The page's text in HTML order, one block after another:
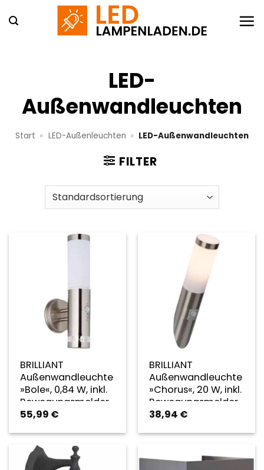
Inhalt
LED-
Außenwandleuchten
Start » LED-Außenleuchten » LED-Außenwandleuchten
FILTER
BRILLIANT
Außenwandleuchte
»Bole«, 0,84 W, inkl.
Bewegungsmelder
– silberfarben
55,99 €
BRILLIANT
Außenwandleuchte
»Chorus«, 20 W, inkl.
Bewegungsmelder
– silberfarben
38,94 €